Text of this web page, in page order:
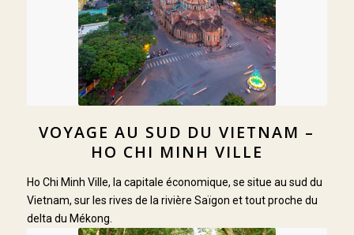
VOYAGE AU SUD DU VIETNAM –
HO CHI MINH VILLE
Ho Chi Minh Ville, la capitale économique, se situe au sud du
Vietnam, sur les rives de la rivière Saïgon et tout proche du
delta du Mékong.